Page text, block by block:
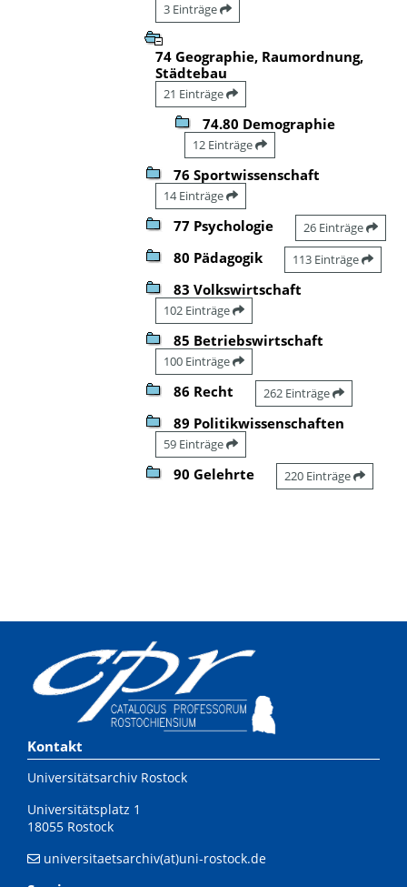
3 Einträge
74 Geographie, Raumordnung,
Städtebau
21 Einträge
74.80 Demographie
12 Einträge
76 Sportwissenschaft
14 Einträge
77 Psychologie 26 Einträge
80 Pädagogik 113 Einträge
83 Volkswirtschaft
102 Einträge
85 Betriebswirtschaft
100 Einträge
86 Recht 262 Einträge
89 Politikwissenschaften
59 Einträge
90 Gelehrte 220 Einträge
Kontakt
Universitätsarchiv Rostock
Universitätsplatz 1
18055 Rostock
universitaetsarchiv(at)uni-rostock.de